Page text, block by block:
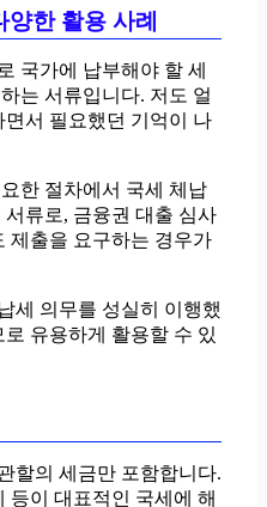
한 활용 사례
국가에 납부해야 할 세
는 서류입니다. 저도 얼
서 필요했던 기억이 나
한 절차에서 국세 체납
류로, 금융권 대출 심사
제출을 요구하는 경우가
세 의무를 성실히 이행했
유용하게 활용할 수 있
할의 세금만 포함합니다.
등이 대표적인 국세에 해